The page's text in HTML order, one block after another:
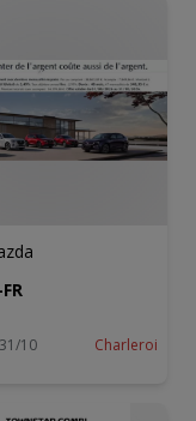
10 Charleroi